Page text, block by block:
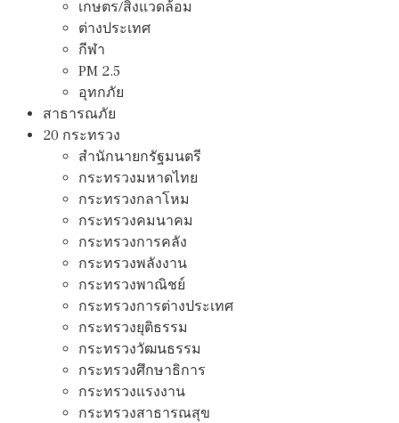
เกษตร/สิ่งแวดล้อม
ต่างประเทศ
กีฬา
PM 2.5
อุทกภัย
สาธารณภัย
20 กระทรวง
สํานักนายกรัฐมนตรี
กระทรวงมหาดไทย
กระทรวงกลาโหม
กระทรวงคมนาคม
กระทรวงการคลัง
กระทรวงพลังงาน
กระทรวงพาณิชย์
กระทรวงการต่างประเทศ
กระทรวงยุติธรรม
กระทรวงวัฒนธรรม
กระทรวงศึกษาธิการ
กระทรวงแรงงาน
กระทรวงสาธารณสุข